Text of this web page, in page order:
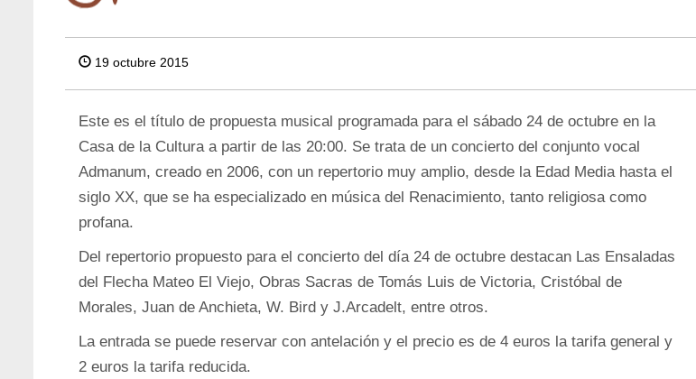
19 octubre 2015
Este es el título de propuesta musical programada para el sábado 24 de octubre en la
Casa de la Cultura a partir de las 20:00. Se trata de un concierto del conjunto vocal
Admanum, creado en 2006, con un repertorio muy amplio, desde la Edad Media hasta el
siglo XX, que se ha especializado en música del Renacimiento, tanto religiosa como
profana.
Del repertorio propuesto para el concierto del día 24 de octubre destacan Las Ensaladas
del Flecha Mateo El Viejo, Obras Sacras de Tomás Luis de Victoria, Cristóbal de
Morales, Juan de Anchieta, W. Bird y J.Arcadelt, entre otros.
La entrada se puede reservar con antelación y el precio es de 4 euros la tarifa general y
2 euros la tarifa reducida.